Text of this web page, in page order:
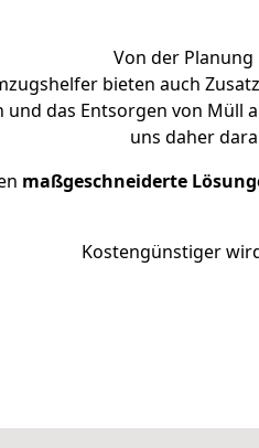
Von der
bieten auch
und das Entsorgen von Müll
uns daher
maßgeschneiderte
Kostengünstiger